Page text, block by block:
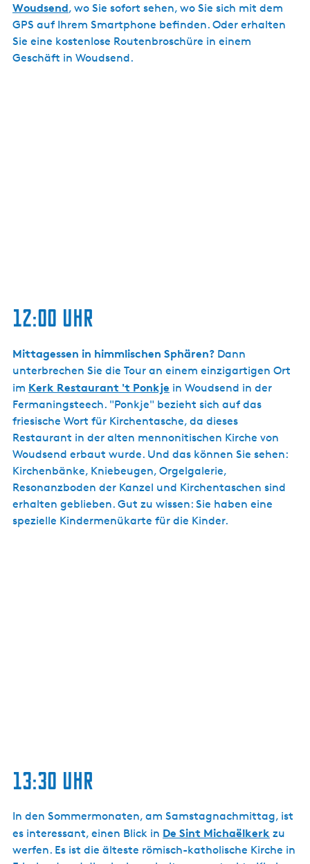
Woudsend, wo Sie sofort sehen, wo Sie sich mit dem
GPS auf Ihrem Smartphone befinden. Oder erhalten
Sie eine kostenlose Routenbroschüre in einem
Geschäft in Woudsend.
12:00 Uhr
Mittagessen in himmlischen Sphären? Dann
unterbrechen Sie die Tour an einem einzigartigen Ort
im Kerk Restaurant 't Ponkje in Woudsend in der
Fermaningsteech. "Ponkje" bezieht sich auf das
friesische Wort für Kirchentasche, da dieses
Restaurant in der alten mennonitischen Kirche von
Woudsend erbaut wurde. Und das können Sie sehen:
Kirchenbänke, Kniebeugen, Orgelgalerie,
Resonanzboden der Kanzel und Kirchentaschen sind
erhalten geblieben. Gut zu wissen: Sie haben eine
spezielle Kindermenükarte für die Kinder.
13:30 Uhr
In den Sommermonaten, am Samstagnachmittag, ist
es interessant, einen Blick in De Sint Michaëlkerk zu
werfen. Es ist die älteste römisch-katholische Kirche in